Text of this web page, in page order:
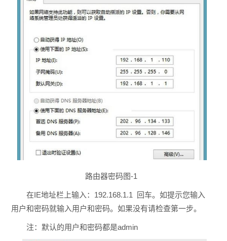
路由器密码图-1
在IE地址栏上输入：192.168.1.1 回车。如提示您输入
用户和密码就输入用户和密码。如果没有请检查第一步。
注：默认的用户和密码都是admin